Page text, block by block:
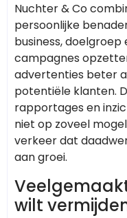
Nuchter & Co
persoonlijke
business,
campagnes
advertenties beter
potentiële klanten.
rapportages en
niet op zoveel
verkeer dat
aan groei.
wilt